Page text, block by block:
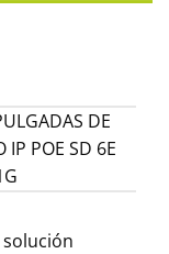
DE
IP POE SD 6E